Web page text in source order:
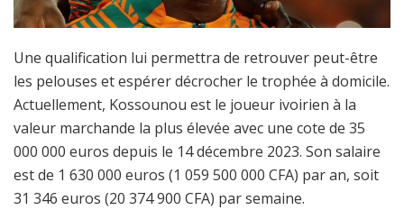
Une qualification lui permettra de retrouver peut-être
les pelouses et espérer décrocher le trophée à domicile.
Actuellement, Kossounou est le joueur ivoirien à la
valeur marchande la plus élevée avec une cote de 35
000 000 euros depuis le 14 décembre 2023. Son salaire
est de 1 630 000 euros (1 059 500 000 CFA) par an, soit
31 346 euros (20 374 900 CFA) par semaine.